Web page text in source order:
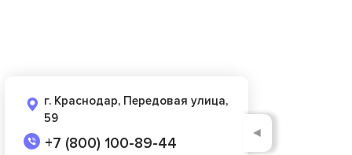
г. Краснодар, Передовая улица,
59
+7 (800) 100-89-44
◄